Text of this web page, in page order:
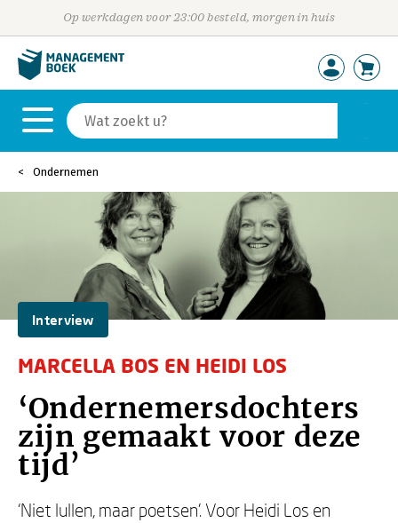
Op werkdagen voor 23:00 besteld, morgen in huis
Ondernemen
Interview
MARCELLA BOS EN HEIDI LOS
‘Ondernemersdochters
zijn gemaakt voor deze
tijd’
‘Niet lullen, maar poetsen’. Voor Heidi Los en